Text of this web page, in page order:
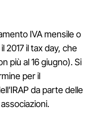
IVA mensile o
2017 il tax day, che
più al 16 giugno). Si
per il
da parte delle